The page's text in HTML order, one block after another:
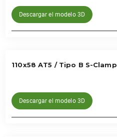
Descargar el modelo 3D
110x58 AT5 / Tipo B S-Clamp
Descargar el modelo 3D